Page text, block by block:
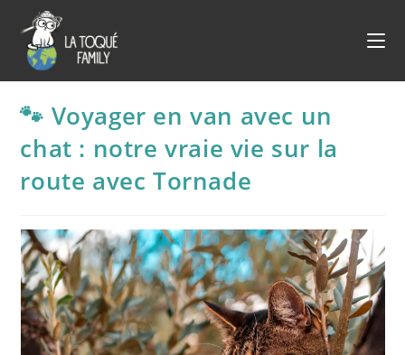
content
🐾 Voyager en van avec un
chat : notre vraie vie sur la
route avec Tornade